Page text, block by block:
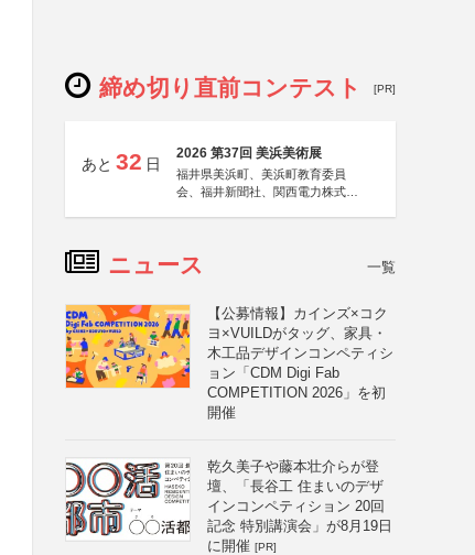
締め切り直前コンテスト [PR]
あと 32 日
2026 第37回 美浜美術展
福井県美浜町、美浜町教育委員
会、福井新聞社、関西電力株式会
ニュース 一覧
【公募情報】カインズ×コク
ヨ×VUILDがタッグ、家具・
木工品デザインコンペティシ
ョン「CDM Digi Fab
COMPETITION 2026」を初
開催
乾久美子や藤本壮介らが登
壇、「長谷工 住まいのデザ
インコンペティション 20回
記念 特別講演会」が8月19日
に開催 [PR]